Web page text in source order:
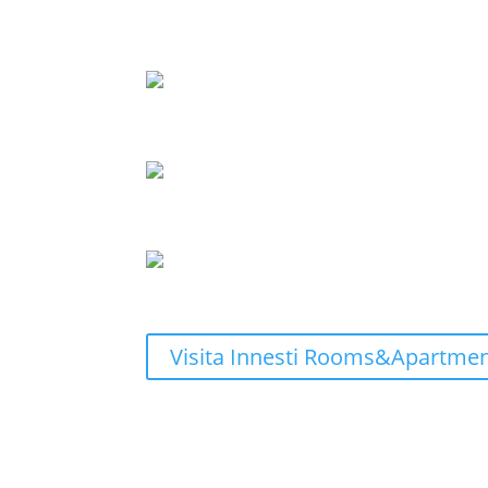
Visita Innesti